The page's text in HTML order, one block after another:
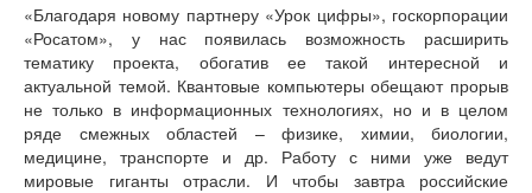
«Благодаря новому партнеру «Урок цифры», госкорпорации
«Росатом», у нас появилась возможность расширить
тематику проекта, обогатив ее такой интересной и
актуальной темой. Квантовые компьютеры обещают прорыв
не только в информационных технологиях, но и в целом
ряде смежных областей – физике, химии, биологии,
медицине, транспорте и др. Работу с ними уже ведут
мировые гиганты отрасли. И чтобы завтра российские